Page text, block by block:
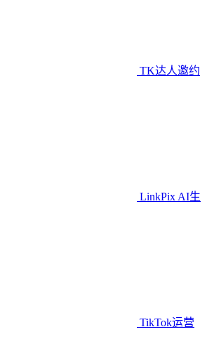
TK达人邀约
LinkPix AI生
TikTok运营